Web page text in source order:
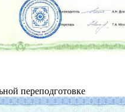
переподготовке